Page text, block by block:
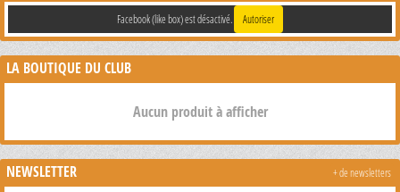
Facebook (like box) est désactivé. Autoriser
LA BOUTIQUE DU CLUB
Aucun produit à afficher
NEWSLETTER + de newsletters